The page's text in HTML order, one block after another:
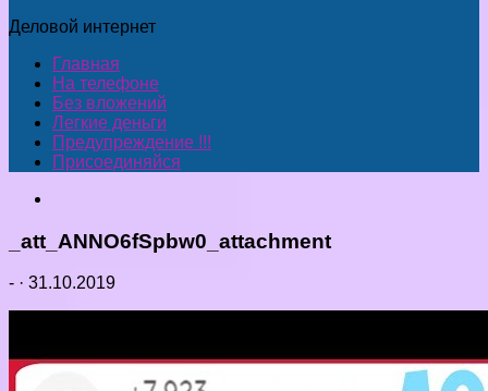
Деловой интернет
Главная
На телефоне
Без вложений
Легкие деньги
Предупреждение !!!
Присоединяйся
_att_ANNO6fSpbw0_attachment
- · 31.10.2019